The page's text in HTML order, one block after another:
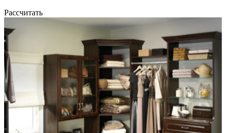
Рассчитать